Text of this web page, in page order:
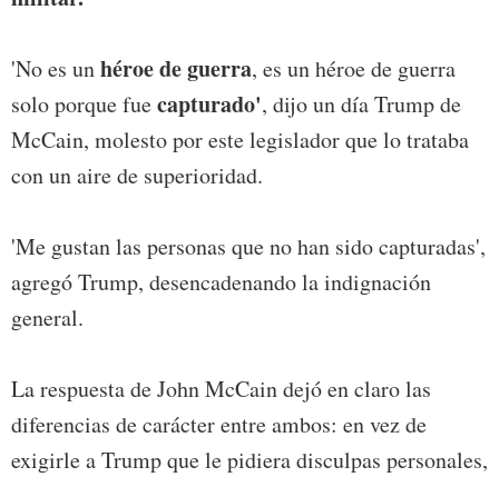
'No es unhéroe de guerra, es un héroe de guerra
solo porque fuecapturado', dijo un día Trump de
McCain, molesto por este legislador que lo trataba
con un aire de superioridad.
'Me gustan las personas que no han sido capturadas',
agregó Trump, desencadenando la indignación
general.
La respuesta de John McCain dejó en claro las
diferencias de carácter entre ambos: en vez de
exigirle a Trump que le pidiera disculpas personales,